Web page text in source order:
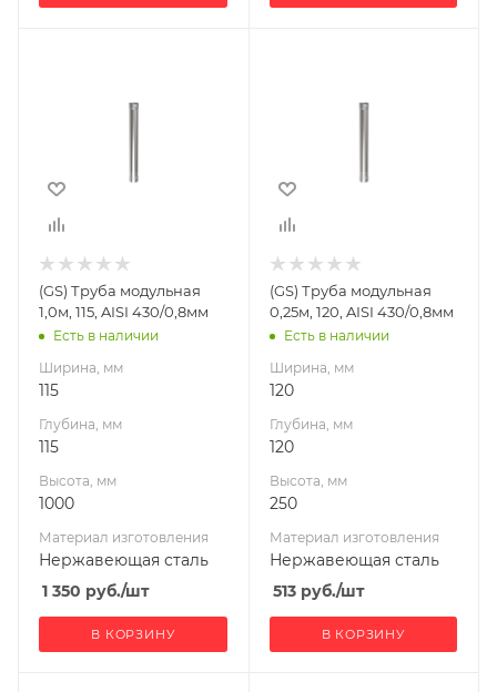
1000
Материал
Нержавеющая
сталь
Производитель
(GS) Труба модульная
1,0м, 115, AISI 430/0,8мм
Есть в наличии
Ширина, мм
115
Глубина, мм
115
Высота, мм
1000
Материал изготовления
Нержавеющая сталь
1 350 руб./шт
В КОРЗИНУ
250
Материал
Нержавеющая
сталь
Производитель
(GS) Труба модульная
0,25м, 120, AISI 430/0,8мм
Есть в наличии
Ширина, мм
120
Глубина, мм
120
Высота, мм
250
Материал изготовления
Нержавеющая сталь
513руб./шт
В КОРЗИНУ